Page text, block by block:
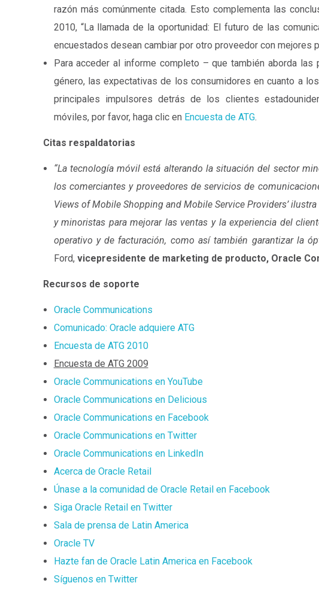
razón más comúnmente citada. Esto complementa las
2010, “La llamada de la oportunidad: El futuro de las
encuestados desean cambiar por otro proveedor con mejores
Para acceder al informe completo – que también aborda
género, las expectativas de los consumidores en cuanto a
principales impulsores detrás de los clientes
móviles, por favor, haga clic en Encuesta de ATG.
Citas respaldatorias
“La tecnología móvil está alterando la situación del sector
los comerciantes y proveedores de servicios de
Views of Mobile Shopping and Mobile Service Providers’
y minoristas para mejorar las ventas y la experiencia del
operativo y de facturación, como así también garantizar la
Ford, vicepresidente de marketing de producto, Oracle
Recursos de soporte
Oracle Communications
Comunicado: Oracle adquiere ATG
Encuesta de ATG 2010
Encuesta de ATG 2009
Oracle Communications en YouTube
Oracle Communications en Delicious
Oracle Communications en Facebook
Oracle Communications en Twitter
Oracle Communications en LinkedIn
Acerca de Oracle Retail
Únase a la comunidad de Oracle Retail en Facebook
Siga Oracle Retail en Twitter
Sala de prensa de Latin America
Oracle TV
Hazte fan de Oracle Latin America en Facebook
Síguenos en Twitter